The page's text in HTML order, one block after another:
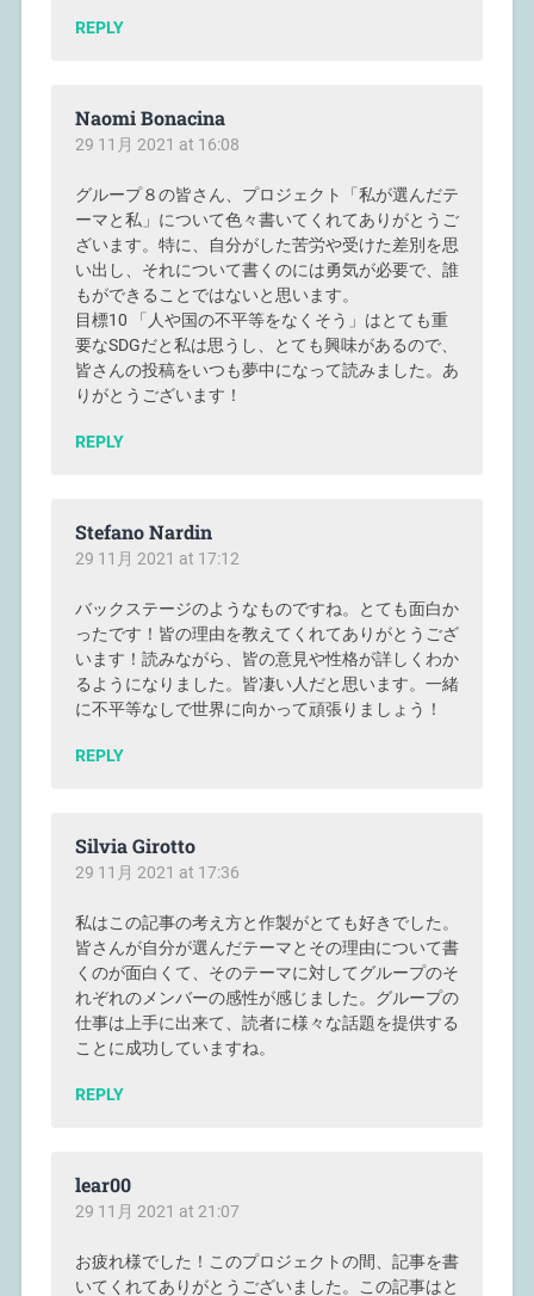
REPLY
Naomi Bonacina
29 11月 2021 at 16:08
グループ８の皆さん、プロジェクト「私が選んだテ
ーマと私」について色々書いてくれてありがとうご
ざいます。特に、自分がした苦労や受けた差別を思
い出し、それについて書くのには勇気が必要で、誰
もができることではないと思います。
目標10 「人や国の不平等をなくそう」はとても重
要なSDGだと私は思うし、とても興味があるので、
皆さんの投稿をいつも夢中になって読みました。あ
りがとうございます！
REPLY
Stefano Nardin
29 11月 2021 at 17:12
バックステージのようなものですね。とても面白か
ったです！皆の理由を教えてくれてありがとうござ
います！読みながら、皆の意見や性格が詳しくわか
るようになりました。皆凄い人だと思います。一緒
に不平等なしで世界に向かって頑張りましょう！
REPLY
Silvia Girotto
29 11月 2021 at 17:36
私はこの記事の考え方と作製がとても好きでした。
皆さんが自分が選んだテーマとその理由について書
くのが面白くて、そのテーマに対してグループのそ
れぞれのメンバーの感性が感じました。グループの
仕事は上手に出来て、読者に様々な話題を提供する
ことに成功していますね。
REPLY
lear00
29 11月 2021 at 21:07
お疲れ様でした！このプロジェクトの間、記事を書
いてくれてありがとうございました。この記事はと